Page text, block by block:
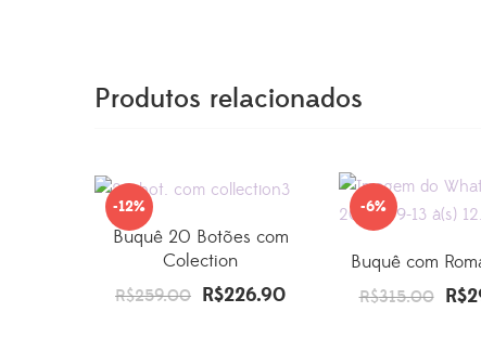
Produtos relacionados
-12%
Buquê 20 Botões com
Colection
R$259.00
O
R$226.90O
-6%
Buquê com
R$315.00
O
R$